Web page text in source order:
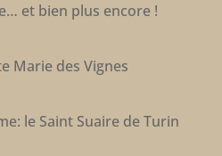
et bien plus encore !
Marie des Vignes
le Saint Suaire de Turin